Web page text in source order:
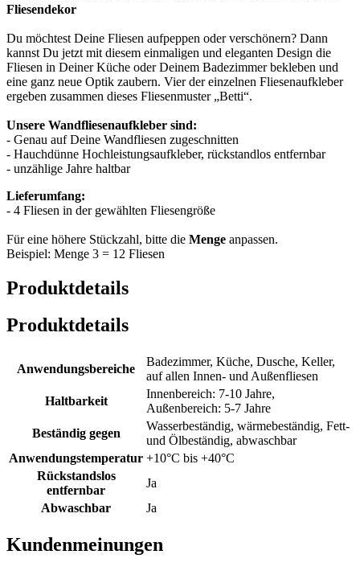
Fliesendekor
Du möchtest Deine Fliesen aufpeppen oder verschönern? Dann
kannst Du jetzt mit diesem einmaligen und eleganten Design die
Fliesen in Deiner Küche oder Deinem Badezimmer bekleben und
eine ganz neue Optik zaubern. Vier der einzelnen Fliesenaufkleber
ergeben zusammen dieses Fliesenmuster „Betti“.
Unsere Wandfliesenaufkleber sind:
- Genau auf Deine Wandfliesen zugeschnitten
- Hauchdünne Hochleistungsaufkleber, rückstandlos entfernbar
- unzählige Jahre haltbar
Lieferumfang:
- 4 Fliesen in der gewählten Fliesengröße
Für eine höhere Stückzahl, bitte die Menge anpassen.
Beispiel: Menge 3 = 12 Fliesen
Produktdetails
Produktdetails
Anwendungsbereiche
Badezimmer, Küche, Dusche, Keller,
auf allen Innen- und Außenfliesen
Haltbarkeit
Innenbereich: 7-10 Jahre,
Außenbereich: 5-7 Jahre
Beständig gegen
Wasserbeständig, wärmebeständig, Fett-
und Ölbeständig, abwaschbar
Anwendungstemperatur +10°C bis +40°C
Rückstandslos
entfernbar
Ja
Abwaschbar
Ja
Kundenmeinungen